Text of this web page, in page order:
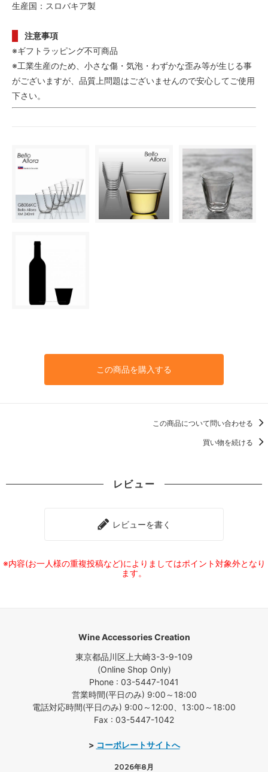
生産国：スロバキア製
注意事項
※ギフトラッピング不可商品
※工業生産のため、小さな傷・気泡・わずかな歪み等が生じる事
がございますが、品質上問題はございませんので安心してご使用
下さい。
この商品を購入する
この商品について問い合わせる
買い物を続ける
レビュー
レビューを書く
※内容(お一人様の重複投稿など)によりましてはポイント対象外となり
ます。
Wine Accessories Creation
東京都品川区上大崎3-3-9-109
(Online Shop Only)
Phone : 03-5447-1041
営業時間(平日のみ) 9:00～18:00
電話対応時間(平日のみ) 9:00～12:00、13:00～18:00
Fax : 03-5447-1042
> コーポレートサイトへ
2026年8月